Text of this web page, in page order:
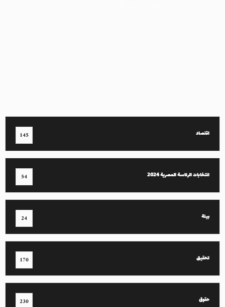
اقتصاد 145
انتخابات الرئاسة المصرية 2024 54
بيئة 24
تحقيق 170
حقوق 230